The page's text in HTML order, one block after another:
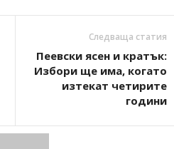
Следваща статия
Пеевски ясен и кратък:
Избори ще има, когато
изтекат четирите
години